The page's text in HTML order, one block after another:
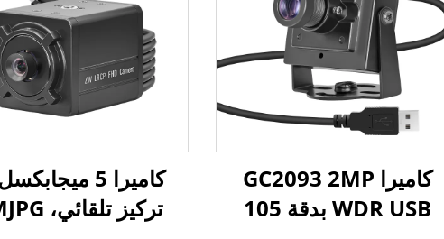
كاميرا GC2093 2MP
WDR USB بدقة 105
كاميرا 5